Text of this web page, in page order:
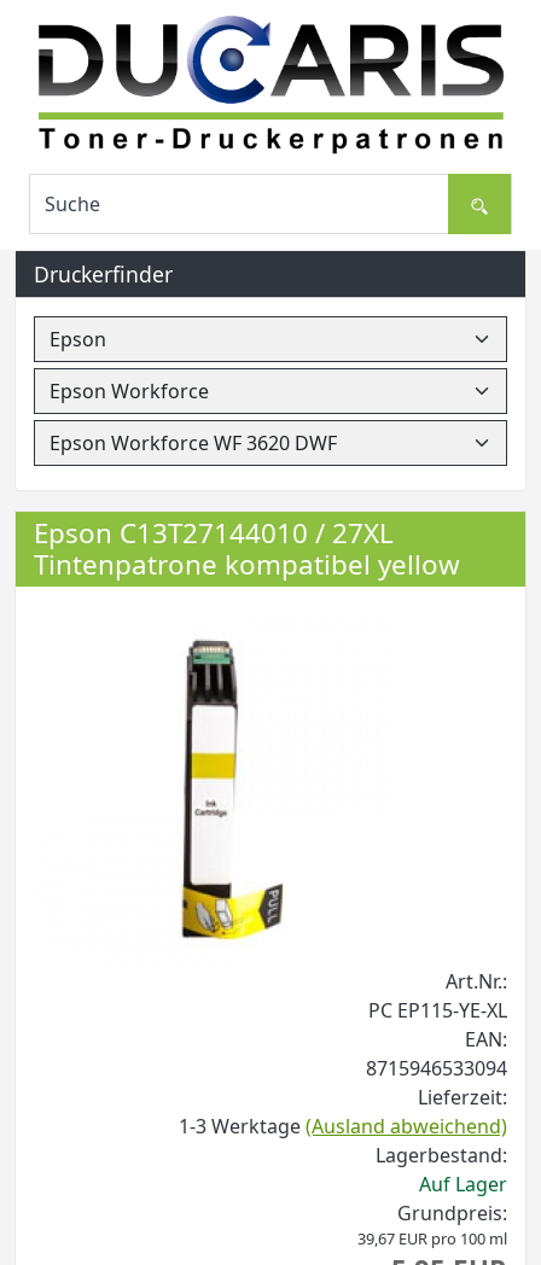
Druckerfinder
Epson C13T27144010 / 27XL
Tintenpatrone kompatibel yellow
Art.Nr.:
PC EP115-YE-XL
EAN:
8715946533094
Lieferzeit:
1-3 Werktage(Ausland abweichend)
Lagerbestand:
Auf Lager
Grundpreis:
39,67 EUR pro 100 ml